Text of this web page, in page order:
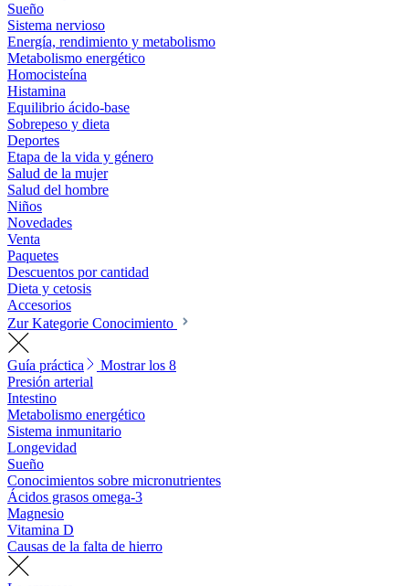
Sueño
Sistema nervioso
Energía, rendimiento y metabolismo
Metabolismo energético
Homocisteína
Histamina
Equilibrio ácido-base
Sobrepeso y dieta
Deportes
Etapa de la vida y género
Salud de la mujer
Salud del hombre
Niños
Novedades
Venta
Paquetes
Descuentos por cantidad
Dieta y cetosis
Accesorios
Zur Kategorie Conocimiento
Guía práctica
Mostrar los 8
Presión arterial
Intestino
Metabolismo energético
Sistema inmunitario
Longevidad
Sueño
Conocimientos sobre micronutrientes
Ácidos grasos omega-3
Magnesio
Vitamina D
Causas de la falta de hierro